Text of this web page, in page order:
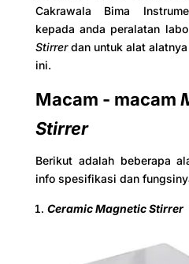
Cakrawala Bima
kepada anda peralatan
Stirrerdan untuk alat
ini.
Macam - macam
Stirrer
Berikut adalah beberapa
info spesifikasi dan
Ceramic Magnetic Stirrer